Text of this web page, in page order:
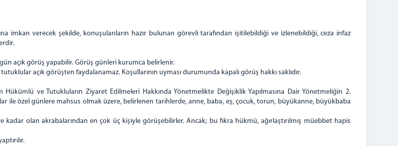
imkan verecek şekilde, konuşulanların hazır bulunan görevli tarafından işitilebildiği ve izlenebildiği, ceza infaz
açık görüş yapabilir. Görüş günleri kurumca belirlenir.
tutuklular açık görüşten faydalanamaz. Koşullarının uyması durumunda kapalı görüş hakkı saklıdır.
Hükümlü ve Tutukluların Ziyaret Edilmeleri Hakkında Yönetmelikte Değişiklik Yapılmasına Dair Yönetmeliğin 2.
ile özel günlere mahsus olmak üzere, belirlenen tarihlerde, anne, baba, eş, çocuk, torun, büyükanne, büyükbaba
olan akrabalarından en çok üç kişiyle görüşebilirler. Ancak; bu fıkra hükmü, ağırlaştırılmış müebbet hapis